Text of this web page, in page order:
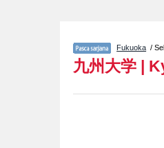
Fukuoka /
九州大学 |